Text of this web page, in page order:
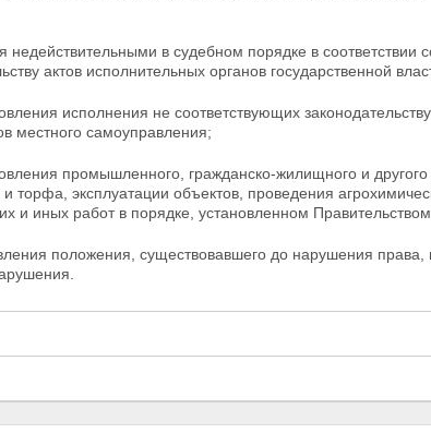
недействительными в судебном порядке в соответствии
актов исполнительных органов государственной
исполнения не соответствующих
местного самоуправления;
промышленного, гражданско-жилищного и
торфа, эксплуатации объектов, проведения
и иных работ в порядке, установленном
положения, существовавшего до нарушения